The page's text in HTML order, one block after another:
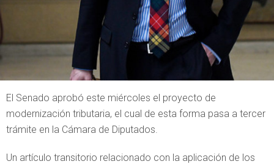
El Senado aprobó este miércoles el proyecto de
modernización tributaria, el cual de esta forma pasa a tercer
trámite en la Cámara de Diputados.
Un artículo transitorio relacionado con la aplicación de los